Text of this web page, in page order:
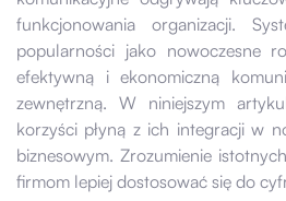
funkcjonowania organizacji.
popularności jako nowoczesne
efektywną i ekonomiczną
zewnętrzną. W niniejszym
korzyści płyną z ich integracji w
biznesowym. Zrozumienie
firmom lepiej dostosować się do